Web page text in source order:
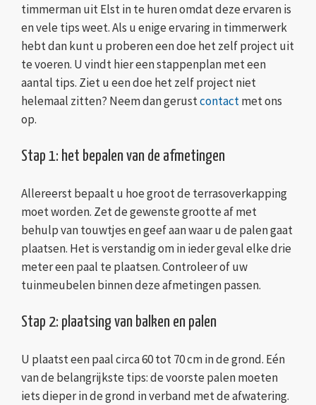
timmerman uit Elst in te huren omdat deze ervaren is
en vele tips weet. Als u enige ervaring in timmerwerk
hebt dan kunt u proberen een doe het zelf project uit
te voeren. U vindt hier een stappenplan met een
aantal tips. Ziet u een doe het zelf project niet
helemaal zitten? Neem dan gerustcontactmet ons
op.
Stap 1: het bepalen van de afmetingen
Allereerst bepaalt u hoe groot de terrasoverkapping
moet worden. Zet de gewenste grootte af met
behulp van touwtjes en geef aan waar u de palen gaat
plaatsen. Het is verstandig om in ieder geval elke drie
meter een paal te plaatsen. Controleer of uw
tuinmeubelen binnen deze afmetingen passen.
Stap 2: plaatsing van balken en palen
U plaatst een paal circa 60 tot 70 cm in de grond. Eén
van de belangrijkste tips: de voorste palen moeten
iets dieper in de grond in verband met de afwatering.